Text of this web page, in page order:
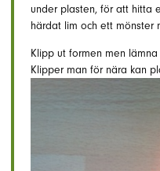
under plasten, för att hitta
härdat lim och ett mönster
Klipp ut formen men
Klipper man för nära kan